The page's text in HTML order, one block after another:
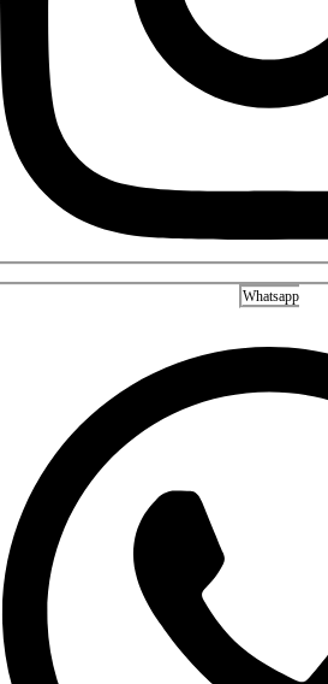
Whatsapp